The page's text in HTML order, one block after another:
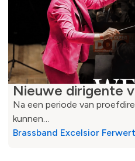
Nieuwe dirigente
Na een periode van
kunnen…
Brassband Excelsior Ferwert